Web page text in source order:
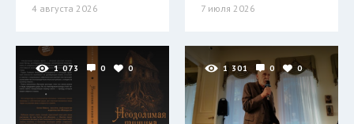
4 августа 2026 7 июля 2026
1 073 0 0 1 301 0 0